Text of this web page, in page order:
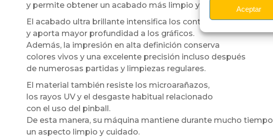
Aceptar
y permite obtener un acabado más limpio y uniforme.
El acabado ultra brillante intensifica los contrastes
y aporta mayor profundidad a los gráficos.
Además, la impresión en alta definición conserva
colores vivos y una excelente precisión incluso después
de numerosas partidas y limpiezas regulares.
El material también resiste los microarañazos,
los rayos UV y el desgaste habitual relacionado
con el uso del pinball.
De esta manera, su máquina mantiene durante mucho tiempo
un aspecto limpio y cuidado.